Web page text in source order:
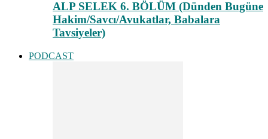
ALP SELEK 6. BÖLÜM (Dünden Bugüne
Hakim/Savcı/Avukatlar, Babalara
Tavsiyeler)
PODCAST